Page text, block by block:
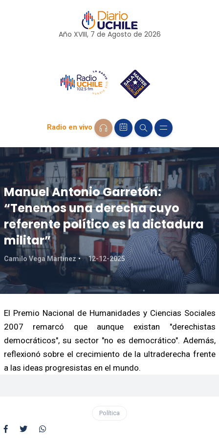
Año XVIII, 7 de Agosto de 2026
Radio en vivo
Manuel Antonio Garretón:
“Tenemos una derecha cuyo
referente político es la dictadura
militar”
Camilo Vega Martinez 12-12-2025
El Premio Nacional de Humanidades y Ciencias Sociales
2007 remarcó que aunque existan "derechistas
democráticos", su sector "no es democrático". Además,
reflexionó sobre el crecimiento de la ultraderecha frente
a las ideas progresistas en el mundo.
Política